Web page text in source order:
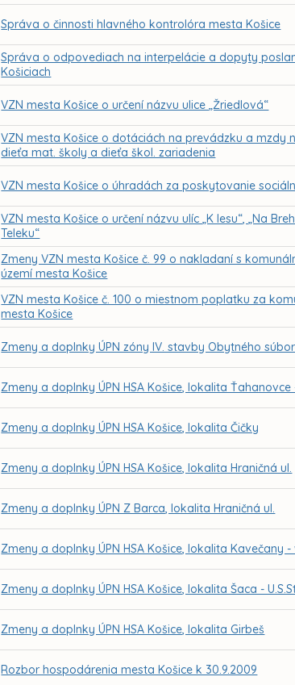
Správa o činnosti hlavného kontrolóra mesta Košice
Správa o odpovediach na interpelácie a dopyty
Košiciach
VZN mesta Košice o určení názvu ulice „Žriedlová“
VZN mesta Košice o dotáciách na prevádzku a mzdy
dieťa mat. školy a dieťa škol. zariadenia
VZN mesta Košice o úhradách za poskytovanie
VZN mesta Košice o určení názvu ulíc „K lesu“, „Na
Teleku“
Zmeny VZN mesta Košice č. 99 o nakladaní s
území mesta Košice
VZN mesta Košice č. 100 o miestnom poplatku za
mesta Košice
Zmeny a doplnky ÚPN zóny IV. stavby Obytného
Zmeny a doplnky ÚPN HSA Košice, lokalita Ťahanovce
Zmeny a doplnky ÚPN HSA Košice, lokalita Čičky
Zmeny a doplnky ÚPN HSA Košice, lokalita Hraničná ul.
Zmeny a doplnky ÚPN Z Barca, lokalita Hraničná ul.
Zmeny a doplnky ÚPN HSA Košice, lokalita Kavečany
Zmeny a doplnky ÚPN HSA Košice, lokalita Šaca -
Zmeny a doplnky ÚPN HSA Košice, lokalita Girbeš
Rozbor hospodárenia mesta Košice k 30.9.2009